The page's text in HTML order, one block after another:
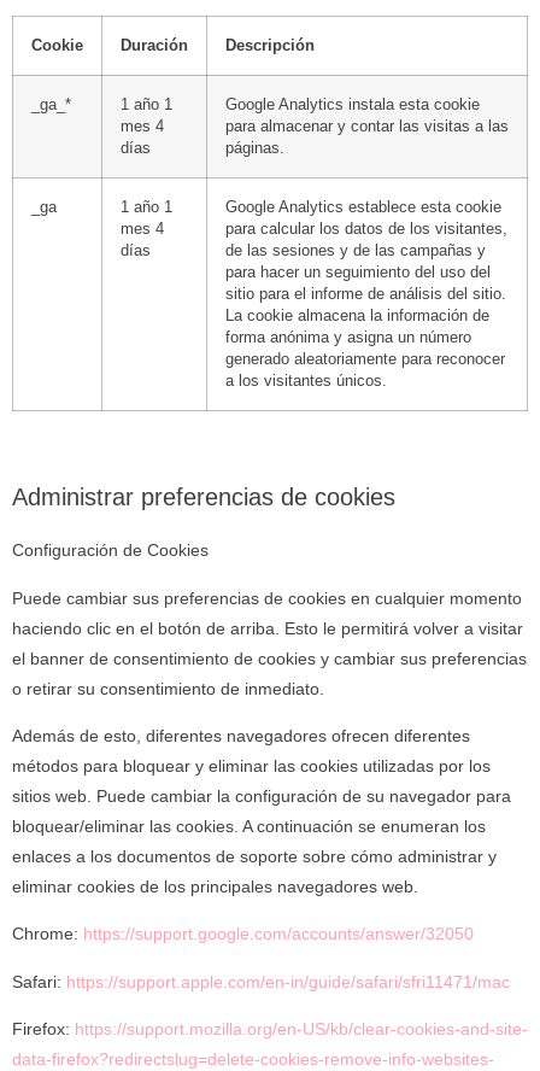
Cookie Duración Descripción
_ga_*
1 año 1
mes 4
días
Google Analytics instala esta cookie
para almacenar y contar las visitas a las
páginas.
_ga
1 año 1
mes 4
días
Google Analytics establece esta cookie
para calcular los datos de los visitantes,
de las sesiones y de las campañas y
para hacer un seguimiento del uso del
sitio para el informe de análisis del sitio.
La cookie almacena la información de
forma anónima y asigna un número
generado aleatoriamente para reconocer
a los visitantes únicos.
Administrar preferencias de cookies
Configuración de Cookies
Puede cambiar sus preferencias de cookies en cualquier momento
haciendo clic en el botón de arriba. Esto le permitirá volver a visitar
el banner de consentimiento de cookies y cambiar sus preferencias
o retirar su consentimiento de inmediato.
Además de esto, diferentes navegadores ofrecen diferentes
métodos para bloquear y eliminar las cookies utilizadas por los
sitios web. Puede cambiar la configuración de su navegador para
bloquear/eliminar las cookies. A continuación se enumeran los
enlaces a los documentos de soporte sobre cómo administrar y
eliminar cookies de los principales navegadores web.
Chrome: https://support.google.com/accounts/answer/32050
Safari: https://support.apple.com/en-in/guide/safari/sfri11471/mac
Firefox: https://support.mozilla.org/en-US/kb/clear-cookies-and-site-
data-firefox?redirectslug=delete-cookies-remove-info-websites-